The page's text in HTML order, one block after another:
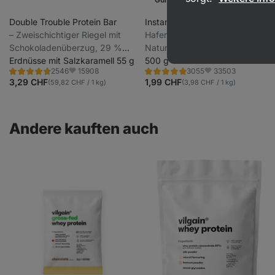
Double Trouble Protein Bar
⁠–⁠ Zweischichtiger Riegel mit
Schokoladenüberzug, 29 %
hochwertiges Eiweiß, ohne
Konservierungsstoffe und
Farbstoffe
Erdnüsse mit Salzkaramell 55 g
2546
Bewertung
4.7/5,
2546
Favoriten
15908
3,29 CHF(59,82 CHF / 1 kg)
Instant-Haferflocken
Haferflocken aus ultrasauberer
Natur in Finnland
500 g
3055
Bewertung
4.9/5,
3055
Favoriten
33503
1,99 CHF(3,98 CHF / 1 kg)
Andere kauften auch